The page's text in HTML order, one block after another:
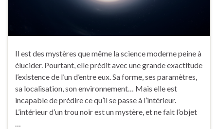
Il est des mystères que même la science moderne peine à
élucider. Pourtant, elle prédit avec une grande exactitude
l’existence de l’un d’entre eux. Sa forme, ses paramètres,
sa localisation, son environnement… Mais elle est
incapable de prédire ce qu’il se passe à l’intérieur.
L’intérieur d’un trou noir est un mystère, et ne fait l’objet
…